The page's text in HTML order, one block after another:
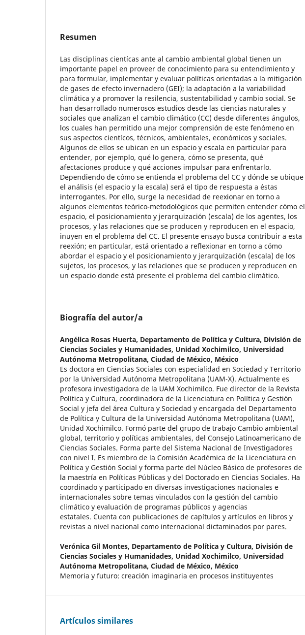
Resumen
Las disciplinas cientícas ante al cambio ambiental global tienen un
importante papel en proveer de conocimiento para su entendimiento y
para formular, implementar y evaluar políticas orientadas a la mitigación
de gases de efecto invernadero (GEI); la adaptación a la variabilidad
climática y a promover la resilencia, sustentabilidad y cambio social. Se
han desarrollado numerosos estudios desde las ciencias naturales y
sociales que analizan el cambio climático (CC) desde diferentes ángulos,
los cuales han permitido una mejor comprensión de este fenómeno en
sus aspectos cientícos, técnicos, ambientales, económicos y sociales.
Algunos de ellos se ubican en un espacio y escala en particular para
entender, por ejemplo, qué lo genera, cómo se presenta, qué
afectaciones produce y qué acciones impulsar para enfrentarlo.
Dependiendo de cómo se entienda el problema del CC y dónde se ubique
el análisis (el espacio y la escala) será el tipo de respuesta a éstas
interrogantes. Por ello, surge la necesidad de reexionar en torno a
algunos elementos teórico-metodológicos que permiten entender cómo el
espacio, el posicionamiento y jerarquización (escala) de los agentes, los
procesos, y las relaciones que se producen y reproducen en el espacio,
inuyen en el problema del CC. El presente ensayo busca contribuir a esta
reexión; en particular, está orientado a reflexionar en torno a cómo
abordar el espacio y el posicionamiento y jerarquización (escala) de los
sujetos, los procesos, y las relaciones que se producen y reproducen en
un espacio donde está presente el problema del cambio climático.
Biografía del autor/a
Angélica Rosas Huerta, Departamento de Política y Cultura, División de
Ciencias Sociales y Humanidades, Unidad Xochimilco, Universidad
Autónoma Metropolitana, Ciudad de México, México
Es doctora en Ciencias Sociales con especialidad en Sociedad y Territorio
por la Universidad Autónoma Metropolitana (UAM-X). Actualmente es
profesora investigadora de la UAM Xochimilco. Fue director de la Revista
Política y Cultura, coordinadora de la Licenciatura en Política y Gestión
Social y jefa del área Cultura y Sociedad y encargada del Departamento
de Política y Cultura de la Universidad Autónoma Metropolitana (UAM),
Unidad Xochimilco. Formó parte del grupo de trabajo Cambio ambiental
global, territorio y políticas ambientales, del Consejo Latinoamericano de
Ciencias Sociales. Forma parte del Sistema Nacional de Investigadores
con nivel I. Es miembro de la Comisión Académica de la Licenciatura en
Política y Gestión Social y forma parte del Núcleo Básico de profesores de
la maestría en Políticas Públicas y del Doctorado en Ciencias Sociales. Ha
coordinado y participado en diversas investigaciones nacionales e
internacionales sobre temas vinculados con la gestión del cambio
climático y evaluación de programas públicos y agencias
estatales. Cuenta con publicaciones de capítulos y artículos en libros y
revistas a nivel nacional como internacional dictaminados por pares.
Verónica Gil Montes, Departamento de Política y Cultura, División de
Ciencias Sociales y Humanidades, Unidad Xochimilco, Universidad
Autónoma Metropolitana, Ciudad de México, México
Memoria y futuro: creación imaginaria en procesos instituyentes
Artículos similares